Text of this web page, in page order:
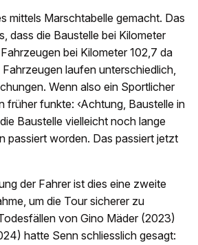
mittels Marschtabelle gemacht. Das
dass die Baustelle bei Kilometer
bei Kilometer 102,7 da
laufen unterschiedlich,
Wenn also ein Sportlicher
früher funkte: ‹Achtung, Baustelle in
Baustelle vielleicht noch lange
passiert worden. Das passiert jetzt
der Fahrer ist dies eine zweite
um die Tour sicherer zu
von Gino Mäder (2023)
hatte Senn schliesslich gesagt: